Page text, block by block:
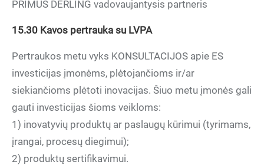
PRIMUS DERLING vadovaujantysis partneris
15.30 Kavos pertrauka su LVPA
Pertraukos metu vyks KONSULTACIJOS apie ES
investicijas įmonėms, plėtojančioms ir/ar
siekiančioms plėtoti inovacijas. Šiuo metu įmonės gali
gauti investicijas šioms veikloms:
1) inovatyvių produktų ar paslaugų kūrimui (tyrimams,
įrangai, procesų diegimui);
2) produktų sertifikavimui.